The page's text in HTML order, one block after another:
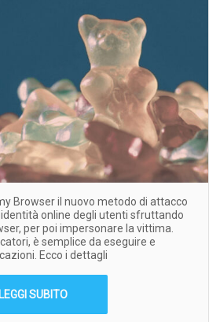
Browser il nuovo metodo di attacco
online degli utenti sfruttando
per poi impersonare la vittima.
è semplice da eseguire e
Ecco i dettagli
LEGGI SUBITO